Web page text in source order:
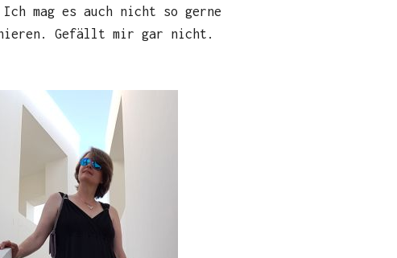
mag es auch nicht so gerne
Gefällt mir gar nicht.